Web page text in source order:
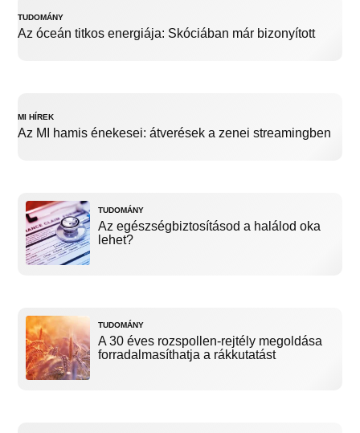
TUDOMÁNY
Az óceán titkos energiája: Skóciában már bizonyított
MI HÍREK
Az MI hamis énekesei: átverések a zenei streamingben
TUDOMÁNY
Az egészségbiztosításod a halálod oka
lehet?
TUDOMÁNY
A 30 éves rozspollen-rejtély megoldása
forradalmasíthatja a rákkutatást